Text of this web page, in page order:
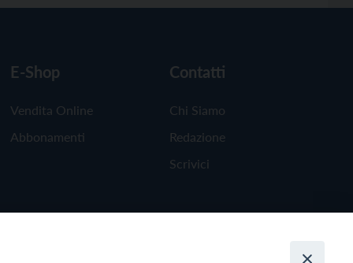
E-Shop
Vendita Online
Abbonamenti
Contatti
Chi Siamo
Redazione
Scrivici